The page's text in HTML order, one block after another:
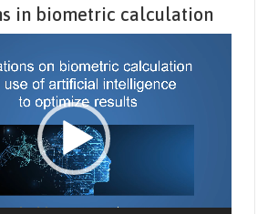
in biometric calculation